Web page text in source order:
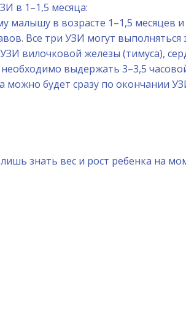
в 1–1,5 месяца:
малышу в возрасте 1–1,5 месяцев
Все три УЗИ могут выполняться
вилочковой железы (тимуса),
выдержать 3–3,5
будет сразу по окончании
знать вес и рост ребенка на